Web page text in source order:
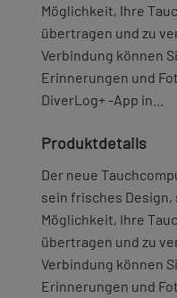
Möglichkeit, Ihre
übertragen und zu
Verbindung können
Erinnerungen und
DiverLog+ -App in...
Produktdetails
Der neue
sein frisches
Möglichkeit, Ihre
übertragen und zu
Verbindung können
Erinnerungen und